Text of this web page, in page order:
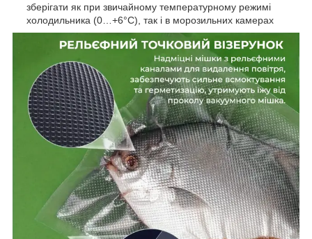
зберігати як при звичайному температурному режимі
холодильника (0…+6°C), так і в морозильних камерах